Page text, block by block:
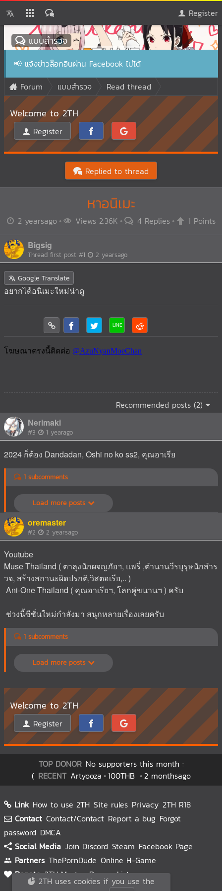
Register
แบบสำรวจ
📢 แจ้งข่าวล๊อกอินผ่าน Facebook ไม่ได้
Forum
แบบสำรวจ Read thread
Welcome to 2TH
Register
Replied to thread
หาอนิเมะ
2 yearsago Views 2.36K 4 Replies 1 Points
Bigsig
Thread first post #1 2 yearsago
Google Translate
อยากได้อนิเมะใหม่น่าดู
Recommended posts (2)
Nerimaki
#3 1 yearago
2024 ก็ต้อง Dandadan, Oshi no ko ss2, คุณอาเรีย
1 subcomments
Load more posts
oremaster
#2 2 yearsago
Youtube
Muse Thailand ( ตาลุงนักผจญภัยฯ, แพรี่ ,ตำนานวีรบุรุษนักสำร
วจ, สร้างสถานะผิดปรกติ,วิสตอเรีย,.. )
Ani-One Thailand ( คุณอาเรียฯ, โลกคู่ขนานฯ ) ครับ
ช่วงนี้ซีซั่นใหม่กำลังมา สนุกหลายเรื่องเลยครับ
1 subcomments
Load more posts
Welcome to 2TH
Register
TOP DONOR No supporters this month :
( RECENT Artyooza 100THB 2 monthsago
Link How to use 2TH Site rules Privacy 2TH R18
Contact Contact/Contact Report a bug Forgot
password DMCA
Social Media Join Discord Steam Facebook Page
Partners ThePornDude Online H-Game
Donate 2TH Master Donors List
2TH uses cookies if you use the